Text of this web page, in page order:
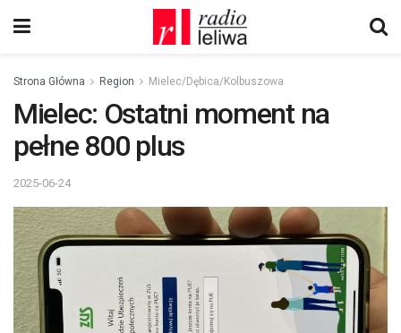
Strona Główna Region Mielec/Dębica/Kolbuszowa
Mielec: Ostatni moment na
pełne 800 plus
2025-06-24